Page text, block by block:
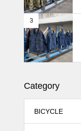
3
Category
BICYCLE